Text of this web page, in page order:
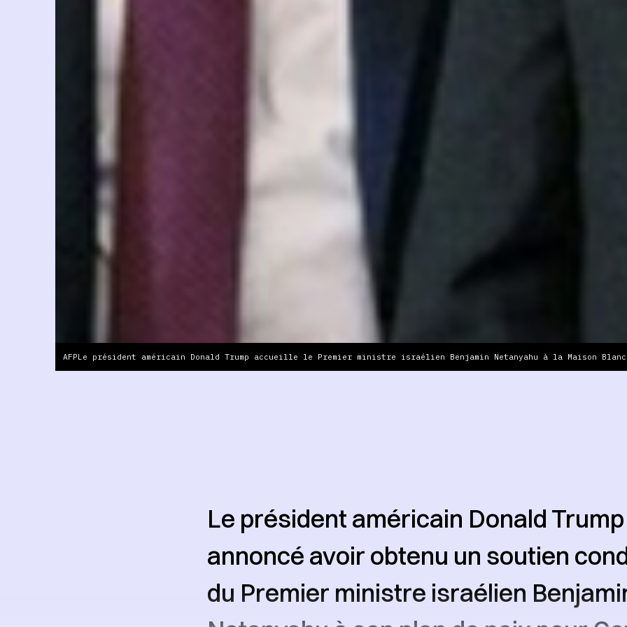
AFPLe président américain Donald Trump accueille le Premier ministre israélien Benjamin Netanyahu à la Maison
Le président américain Donald
annoncé avoir obtenu un soutien
du Premier ministre israélien